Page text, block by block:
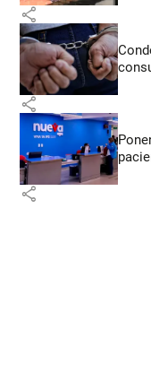
share
share
share